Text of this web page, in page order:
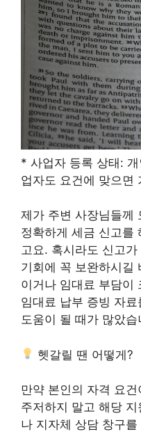
* 사업자 등록 상태:
업자도 요건에 맞으면
제가 주변 사장님들께
정확하게 세금 신고를
고요. 혹시라도 신고
기회에 꼭 보완하시길
이거나 임대료 부담이
임대료 납부 증빙 자
도움이 될 때가 많았습
헷갈릴 땐 어떻게?
만약 본인의 자격 요
주저하지 말고 해당 지
나 지자체 상담 창구